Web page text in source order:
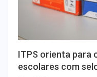
ITPS orienta para
escolares com